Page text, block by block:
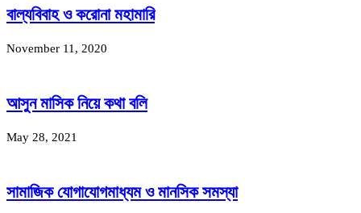
বাল্যবিবাহ ও করোনা মহামারি
November 11, 2020
আসুন মাসিক নিয়ে কথা বলি
May 28, 2021
সামাজিক যোগাযোগমাধ্যম ও মানসিক সমস্যা